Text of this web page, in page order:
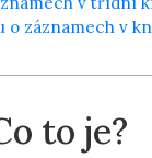
o záznamech v‌
to ​je?